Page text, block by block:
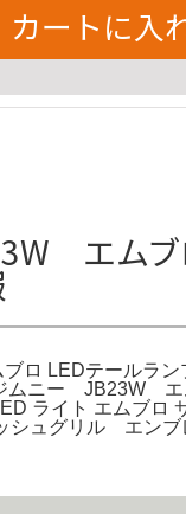
カートに入
エムブ
ロ LEDテールラ
ムニー JB23W エ
ライト エムブロ
シュグリル エン